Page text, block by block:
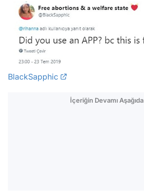
BlackSapphic
İçeriğin Devamı Aşağıda